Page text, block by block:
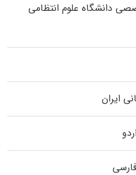
داﻧﺸﮕﺎه ﻋﻠﻮم انتظامی
ایران